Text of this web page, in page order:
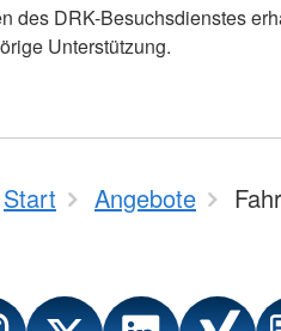
des DRK-Besuchsdienstes
Unterstützung.
Start Angebote